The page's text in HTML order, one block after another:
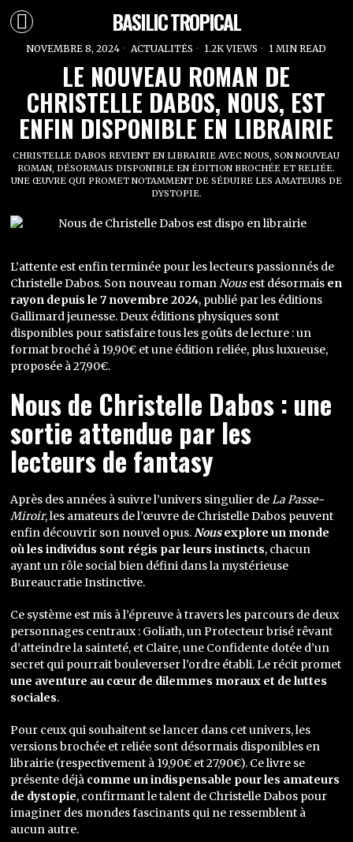
BASILIC TROPICAL
NOVEMBRE 8, 2024 ACTUALITÉS 1.2K VIEWS 1 MIN READ
LE NOUVEAU ROMAN DE
CHRISTELLE DABOS, NOUS, EST
ENFIN DISPONIBLE EN LIBRAIRIE
CHRISTELLE DABOS REVIENT EN LIBRAIRIE AVEC NOUS, SON NOUVEAU
ROMAN, DÉSORMAIS DISPONIBLE EN ÉDITION BROCHÉE ET RELIÉE.
UNE ŒUVRE QUI PROMET NOTAMMENT DE SÉDUIRE LES AMATEURS DE
DYSTOPIE.
L’attente est enfin terminée pour les lecteurs passionnés de
Christelle Dabos. Son nouveau romanNousest désormais en
rayon depuis le 7 novembre 2024, publié par les éditions
Gallimard jeunesse. Deux éditions physiques sont
disponibles pour satisfaire tous les goûts de lecture : un
format broché à 19,90€ et une édition reliée, plus luxueuse,
proposée à 27,90€.
Nous de Christelle Dabos : une
sortie attendue par les
lecteurs de fantasy
Après des années à suivre l’univers singulier deLa Passe-
Miroir, les amateurs de l’œuvre de Christelle Dabos peuvent
enfin découvrir son nouvel opus.Nousexplore un monde
où les individus sont régis par leurs instincts, chacun
ayant un rôle social bien défini dans la mystérieuse
Bureaucratie Instinctive.
Ce système est mis à l’épreuve à travers les parcours de deux
personnages centraux : Goliath, un Protecteur brisé rêvant
d’atteindre la sainteté, et Claire, une Confidente dotée d’un
secret qui pourrait bouleverser l’ordre établi. Le récit promet
une aventure au cœur de dilemmes moraux et de luttes
sociales.
Pour ceux qui souhaitent se lancer dans cet univers, les
versions brochée et reliée sont désormais disponibles en
librairie (respectivement à 19,90€ et 27,90€). Ce livre se
présente déjà comme un indispensable pour les amateurs
de dystopie, confirmant le talent de Christelle Dabos pour
imaginer des mondes fascinants qui ne ressemblent à
aucun autre.